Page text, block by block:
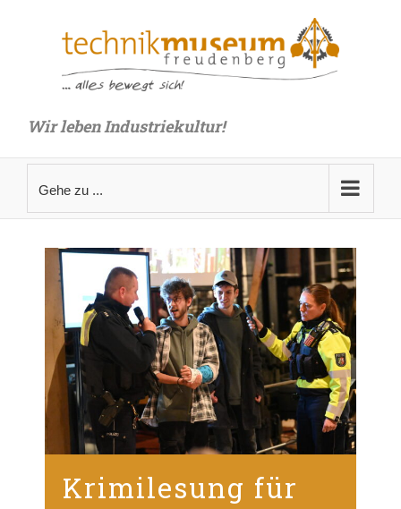
Wir leben Industriekultur!
Gehe zu ...
Krimilesung für